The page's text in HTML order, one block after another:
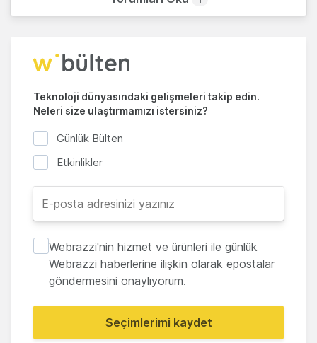
Teknoloji dünyasındaki gelişmeleri takip edin.
Neleri size ulaştırmamızı istersiniz?
Günlük Bülten
Etkinlikler
Webrazzi'nin hizmet ve ürünleri ile günlük
Webrazzi haberlerine ilişkin olarak epostalar
göndermesini onaylıyorum.
Seçimlerimi kaydet